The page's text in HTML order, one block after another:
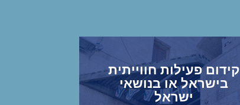
קידום פעילות חווייתית
בישראל או בנושאי
ישראל